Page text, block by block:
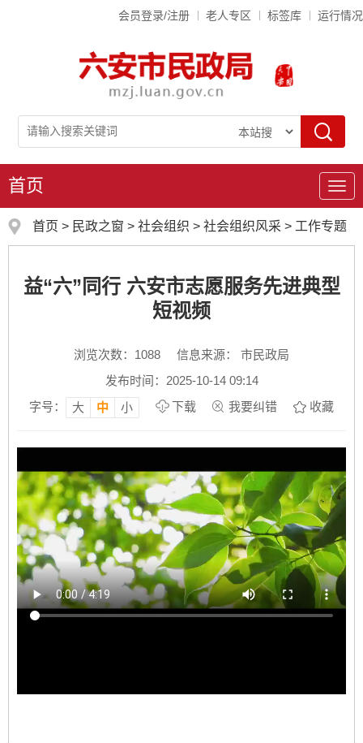
会员登录/注册 老人专区 标签库 运行情况
导
航
首页
首页 > 民政之窗 > 社会组织 > 社会组织风采 > 工作专题
益“六”同行 六安市志愿服务先进典型
短视频
浏览次数： 1088
信息来源： 市民政局
发布时间：2025-10-14 09:14
字号：
大 中 小 下载 我要纠错 收藏